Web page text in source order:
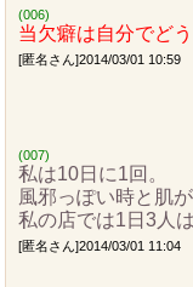
(006)
当欠癖は自分でど
[匿名さん]2014/03/01 10:59
(007)
私は10日に1回。
風邪っぽい時と肌が
私の店では1日3人
[匿名さん]2014/03/01 11:04